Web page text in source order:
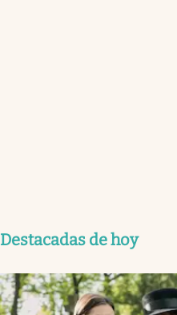
Destacadas de hoy